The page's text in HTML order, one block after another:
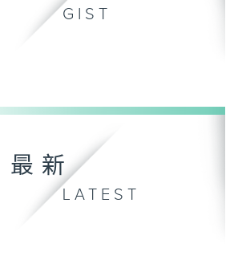
GIST
最新
LATEST